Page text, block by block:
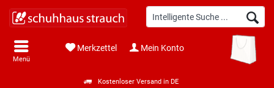
Kostenloser Versand in DE
Menü
Merkzettel Mein Konto